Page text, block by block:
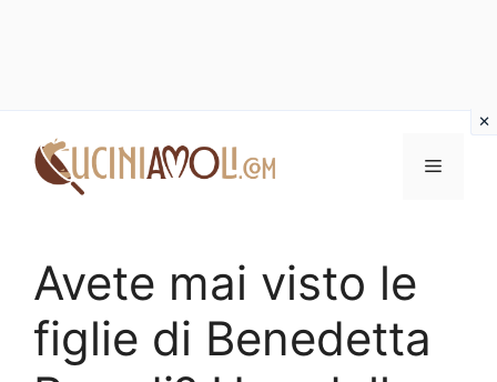
contenuto
Menu
Avete mai visto le
figlie di Benedetta